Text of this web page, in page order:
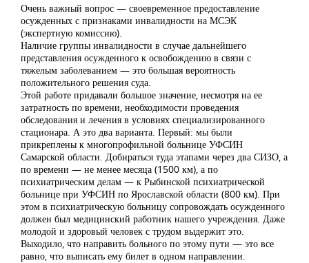
Очень важный вопрос — своевременное предоставление
осужденных с признаками инвалидности на МСЭК
(экспертную комиссию).
Наличие группы инвалидности в случае дальнейшего
представления осужденного к освобождению в связи с
тяжелым заболеванием — это большая вероятность
положительного решения суда.
Этой работе придавали большое значение, несмотря на ее
затратность по времени, необходимости проведения
обследования и лечения в условиях специализированного
стационара. А это два варианта. Первый: мы были
прикреплены к многопрофильной больнице УФСИН
Самарской области. Добираться туда этапами через два СИЗО, а
по времени — не менее месяца (1500 км), а по
психиатрическим делам — к Рыбинской психиатрической
больнице при УФСИН по Ярославской области (800 км). При
этом в психиатрическую больницу сопровождать осужденного
должен был медицинский работник нашего учреждения. Даже
молодой и здоровый человек с трудом выдержит это.
Выходило, что направить больного по этому пути — это все
равно, что выписать ему билет в одном направлении.